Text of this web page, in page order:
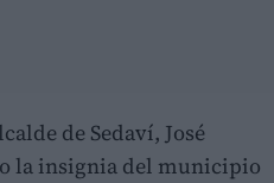
de Sedaví, José
la insignia del municipio